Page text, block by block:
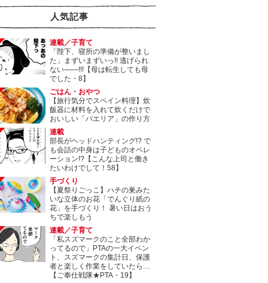
人気記事
連載／子育て
「陛下、寝所の準備が整いまし
た」まずいまずいっ!! 逃げられ
ない――!!!【母は転生しても母
でした・8】
ごはん・おやつ
【旅行気分でスペイン料理】炊
飯器に材料を入れて炊くだけで
おいしい「パエリア」の作り方
連載
部長がヘッドハンティング!? で
も会話の中身は子どものオペレ
ーション!?【こんな上司と働き
たいわけでして！58】
手づくり
【夏祭りごっこ】ハチの巣みた
いな立体のお花「でんぐり紙の
花」を手づくり！ 暑い日はおう
ちで楽しもう
連載／子育て
「私スズマークのこと全部わか
ってるので」PTAの一大イベン
ト、スズマークの集計日、保護
者と楽しく作業をしていたら…
【ご奉仕戦隊★PTA・19】